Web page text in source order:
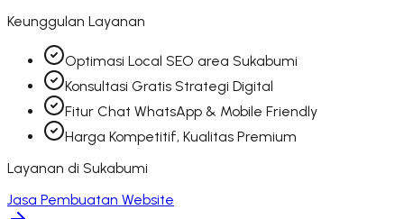
Keunggulan Layanan
Optimasi Local SEO area Sukabumi
Konsultasi Gratis Strategi Digital
Fitur Chat WhatsApp & Mobile Friendly
Harga Kompetitif, Kualitas Premium
Layanan di Sukabumi
Jasa Pembuatan Website